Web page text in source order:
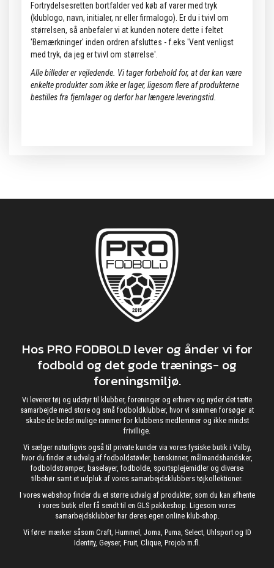
Fortrydelsesretten bortfalder ved køb af varer med tryk
(klublogo, navn, initialer, nr eller firmalogo). Er du i tvivl om
størrelsen, så anbefaler vi at kunden notere dette i feltet
'Bemærkninger' inden ordren afsluttes - f.eks 'Vent venligst
med tryk, da jeg er tvivl om størrelse'.
Alle billeder er vejledende. Vi tager forbehold for, at der kan være
enkelte produkter som ikke er lager, ligesom flere af produkterne
bestilles fra fjernlager og derfor har længere leveringstid.
Hos PRO FODBOLD lever og ånder vi for
fodbold og det gode trænings- og
foreningsmiljø.
Vi leverer tøj og udstyr til klubber, foreninger og erhverv og nyder det tætte
samarbejde med store og små fodboldklubber, hvor vi sammen forsøger at
skabe de bedst mulige rammer for klubbens medlemmer og ikke mindst
frivillige.
Vi sælger naturligvis også til private kunder via vores fysiske butik i Valby,
hvor du finder et udvalg af fodboldstøvler, benskinner, målmandshandsker,
fodboldstrømper, baselayer, fodbolde, sportsplejemidler og diverse
tilbehør samt et udpluk af vores samarbejdsklubbers tøjkollektioner.
I vores webshop finder du et større udvalg af produkter, som du kan afhente
i vores butik eller få sendt til en GLS pakkeshop. Ligesom vores
samarbejdsklubber har deres egen online klub-shop.
Vi fører mærker såsom Craft, Hummel, Joma, Puma, Select, Uhlsport og ID
Identity, Geyser, Fruit, Clique, Projob m.fl.